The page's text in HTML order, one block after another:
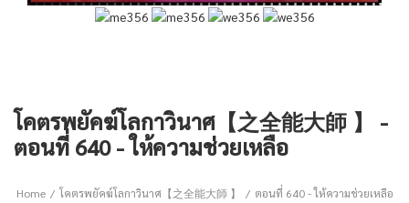
โคตรพยัคฆ์โลกาวินาศ【之全能大師 】 -
ตอนที่ 640 - ให้ความช่วยเหลือ
Home โคตรพยัคฆ์โลกาวินาศ【之全能大師 】 ตอนที่ 640 - ให้ความช่วยเหลือ